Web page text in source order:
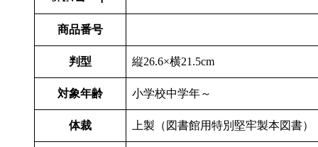
商品番号
判型 縦26.6×横21.5cm
対象年齢 小学校中学年～
体裁 上製（図書館用特別堅牢製本図書